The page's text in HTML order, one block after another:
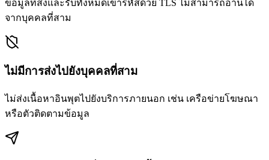
ข้อมูลที่ส่งและรับทั้งหมดเข้ารหัสด้วย TLS ไม่สามารถอ่านได้
จากบุคคลที่สาม
ไม่มีการส่งไปยังบุคคลที่สาม
ไม่ส่งเนื้อหาอินพุตไปยังบริการภายนอก เช่น เครือข่ายโฆษณา
หรือตัวติดตามข้อมูล